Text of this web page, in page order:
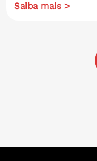
Saiba mais >